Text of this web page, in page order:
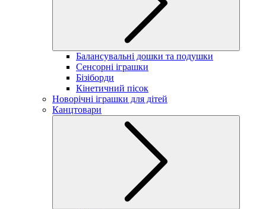
Балансувальні дошки та подушки
Сенсорні іграшки
Бізіборди
Кінетичний пісок
Новорічні іграшки для дітей
Канцтовари